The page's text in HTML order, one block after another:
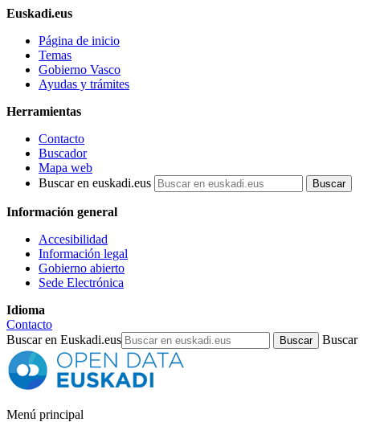
Euskadi.eus
Página de inicio
Temas
Gobierno Vasco
Ayudas y trámites
Herramientas
Contacto
Buscador
Mapa web
Buscar en euskadi.eus
Información general
Accesibilidad
Información legal
Gobierno abierto
Sede Electrónica
Idioma
Contacto
Buscar en Euskadi.eus
Buscar
Menú principal